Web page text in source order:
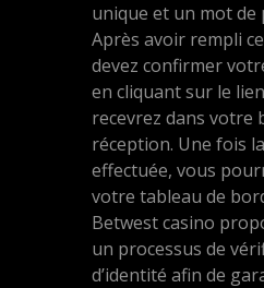
unique et un mot de
Après avoir rempli
devez confirmer
en cliquant sur le
recevrez dans votre
réception. Une fois
effectuée, vous
votre tableau de
Betwest casino
un processus de
d’identité afin de